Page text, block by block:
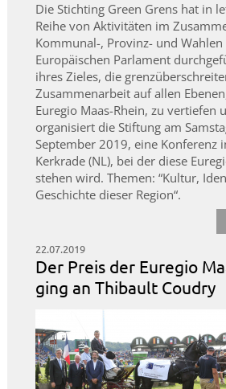
Die Stichting Green Grens hat in
Reihe von Aktivitäten im
Kommunal-, Provinz- und Wahlen
Europäischen Parlament
ihres Zieles, die
Zusammenarbeit auf allen
Euregio Maas-Rhein, zu vertiefen
organisiert die Stiftung am
September 2019, eine Konferenz
Kerkrade (NL), bei der diese
stehen wird. Themen: “Kultur,
Geschichte dieser Region“.
22.07.2019
Der Preis der Euregio
ging an Thibault Coudry